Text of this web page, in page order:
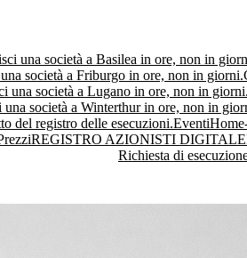
una società a Basilea in ore, non in
società a Friburgo in ore, non in giorni.
una società a Lugano in ore, non in giorni.
una società a Winterthur in ore, non in
del registro delle esecuzioni.Eventi
REGISTRO AZIONISTI DIGITALE
Richiesta di